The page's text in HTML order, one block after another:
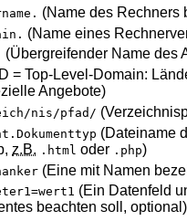
(Name des Rechners
(Name eines
(Übergreifender Name des
= Top-Level-Domain:
Angebote)
nis/pfad/
(Dateiname
z.B. .html oder .php)
(Eine mit Namen
(Ein Datenfeld
beachten soll, optional)